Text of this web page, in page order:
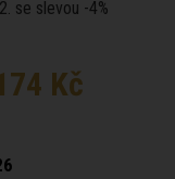
se slevou -4%
Kč